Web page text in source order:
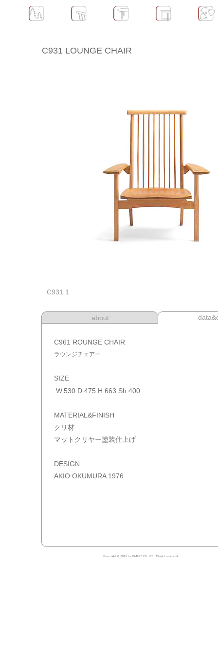
C931 LOUNGE CHAIR
C931 1
about
C961 ROUNGE CHAIR
ラウンジチェアー
SIZE
W.530 D.475 H.663 Sh.400
MATERIAL&FINISH
クリ材
マットクリヤー塗装仕上げ
DESIGN
AKIO OKUMURA 1976